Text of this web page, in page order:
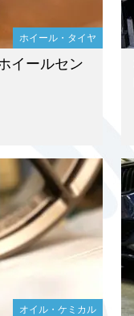
ホイール・タイヤ
イールセン
オイル・ケミカル